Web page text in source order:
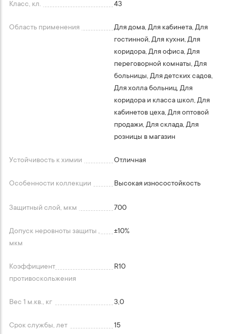
Класс, кл. 43
Область применения
Для дома, Для кабинета, Для
гостинной, Для кухни, Для
коридора, Для офиса, Для
переговорной комнаты, Для
больницы, Для детских садов,
Для холла больниц, Для
коридора и класса школ, Для
кабинетов цеха, Для оптовой
продажи, Для склада, Для
розницы в магазин
Устойчивость к химии Отличная
Особенности коллекции Высокая износостойкость
Защитный слой, мкм 700
Допуск неровноты защиты ,
мкм
+-10%
Коэффициент
противоскольжения
R10
Вес 1 м.кв., кг 3,0
Срок службы, лет 15